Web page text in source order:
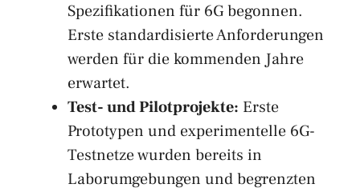
Spezifikationen für 6G begonnen.
Erste standardisierte Anforderungen
werden für die kommenden Jahre
erwartet.
Test- und Pilotprojekte: Erste
Prototypen und experimentelle 6G-
Testnetze wurden bereits in
Laborumgebungen und begrenzten